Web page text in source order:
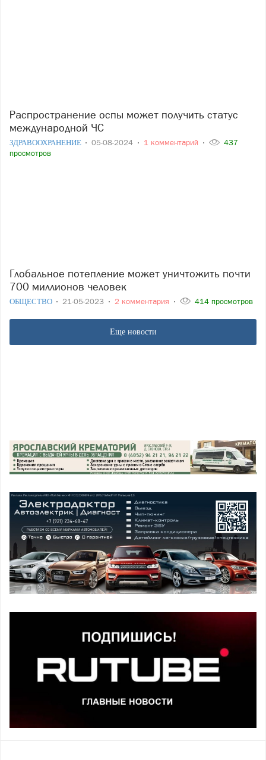
Распространение оспы может получить статус
международной ЧС
ЗДРАВООХРАНЕНИЕ 05-08-2024 1 комментарий
437
просмотров
Глобальное потепление может уничтожить почти
700 миллионов человек
ОБЩЕСТВО 21-05-2023 2 комментария 414 просмотров
Еще новости